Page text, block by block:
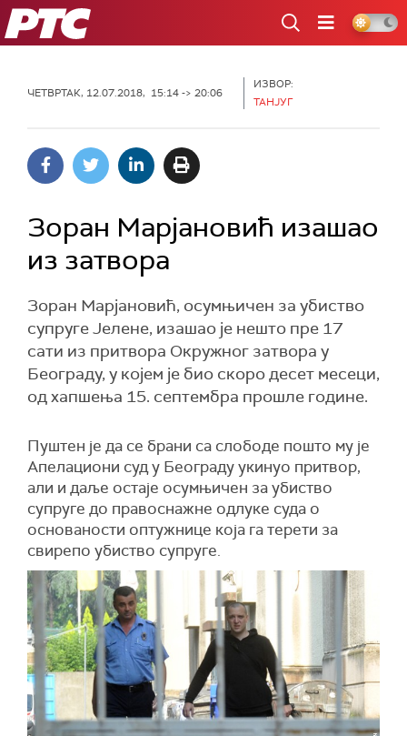
РТС
ЧЕТВРТАК, 12.07.2018, 15:14 -> 20:06
ИЗВОР:
ТАНЈУГ
Зоран Марјановић изашао
из затвора
Зоран Марјановић, осумњичен за убиство
супруге Јелене, изашао је нешто пре 17
сати из притвора Окружног затвора у
Београду, у којем је био скоро десет месеци,
од хапшења 15. септембра прошле године.
Пуштен је да се брани са слободе пошто му је
Апелациони суд у Београду укинуо притвор,
али и даље остаје осумњичен за убиство
супруге до правоснажне одлуке суда о
основаности оптужнице која га терети за
свирепо убиство супруге.